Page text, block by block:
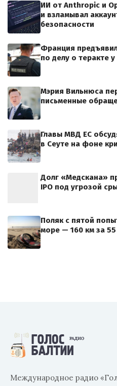
ИИ от Anthropic и
и взламывал
безопасности
Франция
по делу о теракте
Мэрия Вильнюса
письменные
Главы МВД ЕС
в Сеуте на фоне
Долг «Медскана»
IPO под угрозой
Поляк с пятой
море — 160 км за
Международное радио